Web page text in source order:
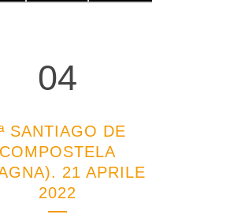
04
SANTIAGO DE
COMPOSTELA
21 APRILE
2022